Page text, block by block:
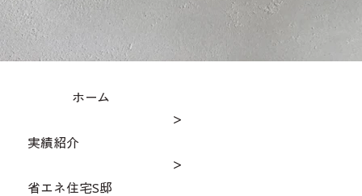
ホーム
＞
実績紹介
＞
省エネ住宅S邸